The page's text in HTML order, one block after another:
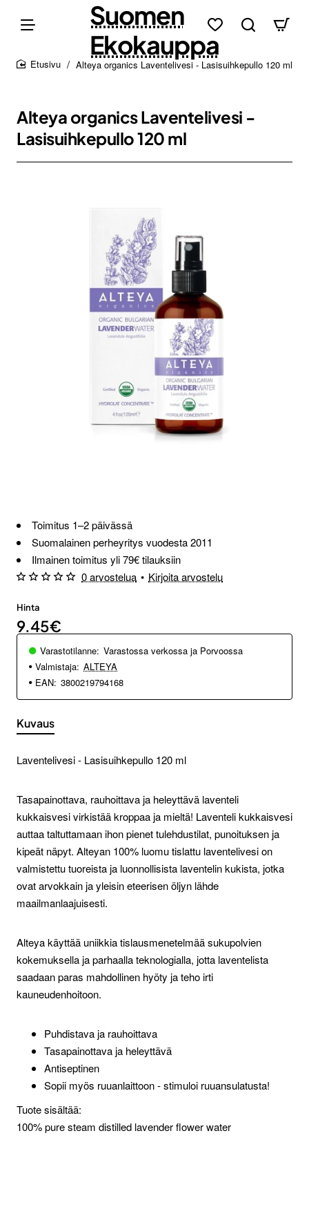
Suomen
Ekokauppa
Alteya organics Laventelivesi - Lasisuihkepullo 120 ml
Alteya organics Laventelivesi -
Lasisuihkepullo 120 ml
Toimitus 1–2 päivässä
Suomalainen perheyritys vuodesta 2011
Ilmainen toimitus yli 79€ tilauksiin
0 arvostelua • Kirjoita arvostelu
Hinta
9.45€
Varastotilanne: Varastossa verkossa ja Porvoossa
Valmistaja: ALTEYA
EAN: 3800219794168
Kuvaus
Laventelivesi - Lasisuihkepullo 120 ml
Tasapainottava, rauhoittava ja heleyttävä laventeli
kukkaisvesi virkistää kroppaa ja mieltä! Laventeli kukkaisvesi
auttaa taltuttamaan ihon pienet tulehdustilat, punoituksen ja
kipeät näpyt. Alteyan 100% luomu tislattu laventelivesi on
valmistettu tuoreista ja luonnollisista laventelin kukista, jotka
ovat arvokkain ja yleisin eteerisen öljyn lähde
maailmanlaajuisesti.
Alteya käyttää uniikkia tislausmenetelmää sukupolvien
kokemuksella ja parhaalla teknologialla, jotta laventelista
saadaan paras mahdollinen hyöty ja teho irti
kauneudenhoitoon.
Puhdistava ja rauhoittava
Tasapainottava ja heleyttävä
Antiseptinen
Sopii myös ruuanlaittoon - stimuloi ruuansulatusta!
Tuote sisältää:
100% pure steam distilled lavender flower water